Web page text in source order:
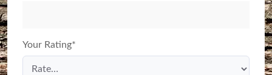
Your Rating*